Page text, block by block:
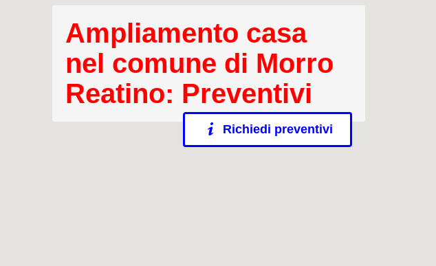
Ampliamento casa
nel comune di Morro
Reatino: Preventivi
Richiedi preventivi